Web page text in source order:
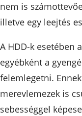
nem is
illetve egy leejtés
A HDD-k esetében
egyébként a
felemlegetni.
merevlemezek is
sebességgel